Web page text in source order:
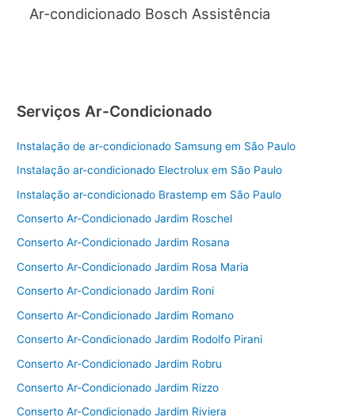
Ar-condicionado Bosch Assistência
Serviços Ar-Condicionado
Instalação de ar-condicionado Samsung em São Paulo
Instalação ar-condicionado Electrolux em São Paulo
Instalação ar-condicionado Brastemp em São Paulo
Conserto Ar-Condicionado Jardim Roschel
Conserto Ar-Condicionado Jardim Rosana
Conserto Ar-Condicionado Jardim Rosa Maria
Conserto Ar-Condicionado Jardim Roni
Conserto Ar-Condicionado Jardim Romano
Conserto Ar-Condicionado Jardim Rodolfo Pirani
Conserto Ar-Condicionado Jardim Robru
Conserto Ar-Condicionado Jardim Rizzo
Conserto Ar-Condicionado Jardim Riviera